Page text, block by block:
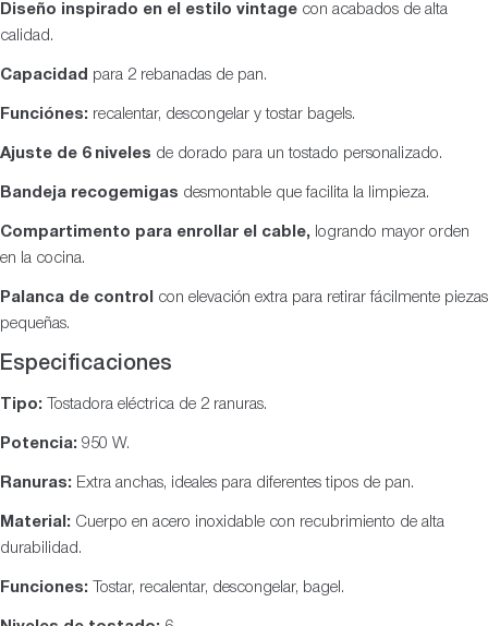
Diseño inspirado en el estilo vintage con acabados de alta
calidad.
Capacidad para 2 rebanadas de pan.
Funciónes: recalentar, descongelar y tostar bagels.
Ajuste de 6 niveles de dorado para un tostado personalizado.
Bandeja recogemigas desmontable que facilita la limpieza.
Compartimento para enrollar el cable, logrando mayor orden
en la cocina.
Palanca de control
con elevación extra para retirar fácilmente piezas
pequeñas.
Especificaciones
Tipo: Tostadora eléctrica de 2 ranuras.
Potencia: 950 W.
Ranuras: Extra anchas, ideales para diferentes tipos de pan.
Material: Cuerpo en acero inoxidable con recubrimiento de alta
durabilidad.
Funciones: Tostar, recalentar, descongelar, bagel.